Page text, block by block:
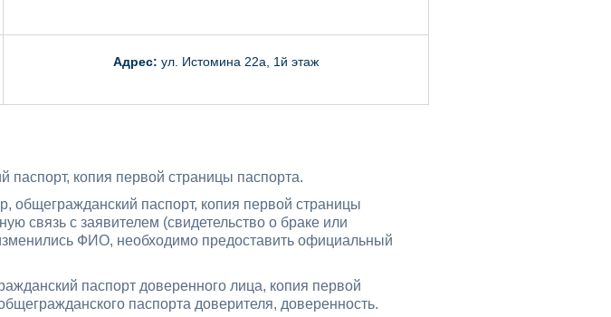
Адрес: ул. Истомина 22а, 1й этаж
паспорт, копия первой страницы паспорта.
общегражданский паспорт, копия первой страницы
связь с заявителем (свидетельство о браке или
ФИО, необходимо предоставить официальный
паспорт доверенного лица, копия первой
паспорта доверителя, доверенность.